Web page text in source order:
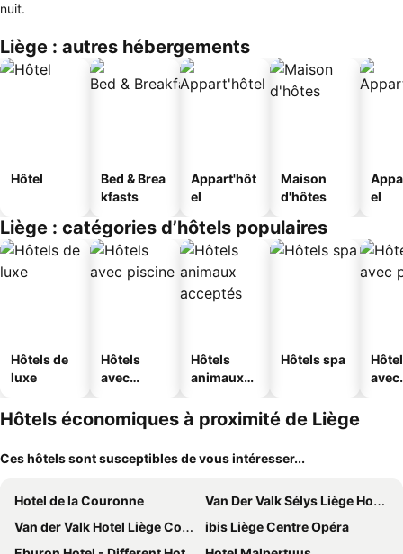
nuit.
Liège : autres hébergements
Hôtel
Bed & Brea
kfasts
Appart'hôt
el
Maison
d'hôtes
el
Liège : catégories d’hôtels populaires
Hôtels de
luxe
Hôtels
avec
Hôtels
animaux
Hôtels spa
avec
Hôtels économiques à proximité de Liège
Ces hôtels sont susceptibles de vous intéresser...
Hotel de la Couronne
Van Der Valk Sélys Liège Hotel & Spa
Van der Valk Hotel Liège Congres
ibis Liège Centre Opéra